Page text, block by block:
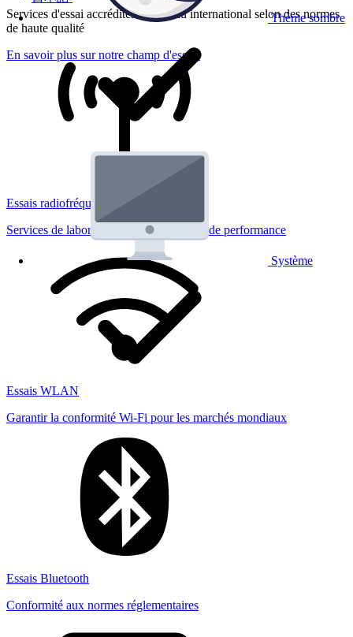
Thème sombre
Système
Services d'essai accrédités au niveau international selon des normes
de haute qualité
En savoir plus sur notre champ d'essais
Essais radiofréquences
Services de laboratoire réglementaires et de performance
Essais WLAN
Garantir la conformité Wi-Fi pour les marchés mondiaux
Essais Bluetooth
Conformité aux normes réglementaires